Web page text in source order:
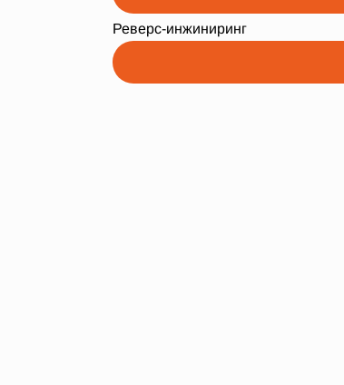
Реверс-инжиниринг